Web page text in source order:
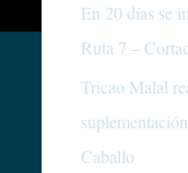
En 20 días se
Ruta 7 –
Tricao Malal
Caballo